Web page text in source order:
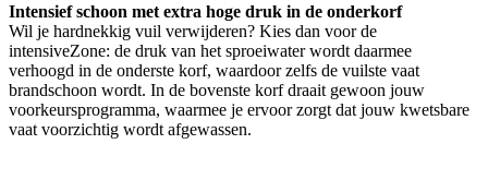
Intensief schoon met extra hoge druk in de onderkorf
Wil je hardnekkig vuil verwijderen? Kies dan voor de
intensiveZone: de druk van het sproeiwater wordt daarmee
verhoogd in de onderste korf, waardoor zelfs de vuilste vaat
brandschoon wordt. In de bovenste korf draait gewoon jouw
voorkeursprogramma, waarmee je ervoor zorgt dat jouw kwetsbare
vaat voorzichtig wordt afgewassen.